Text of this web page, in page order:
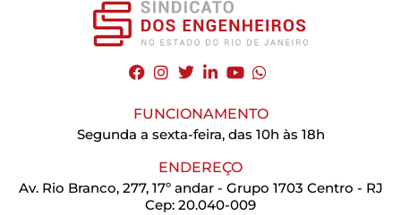
FUNCIONAMENTO
Segunda a sexta-feira, das 10h às 18h
ENDEREÇO
Av. Rio Branco, 277, 17º andar - Grupo 1703 Centro - RJ
Cep: 20.040-009